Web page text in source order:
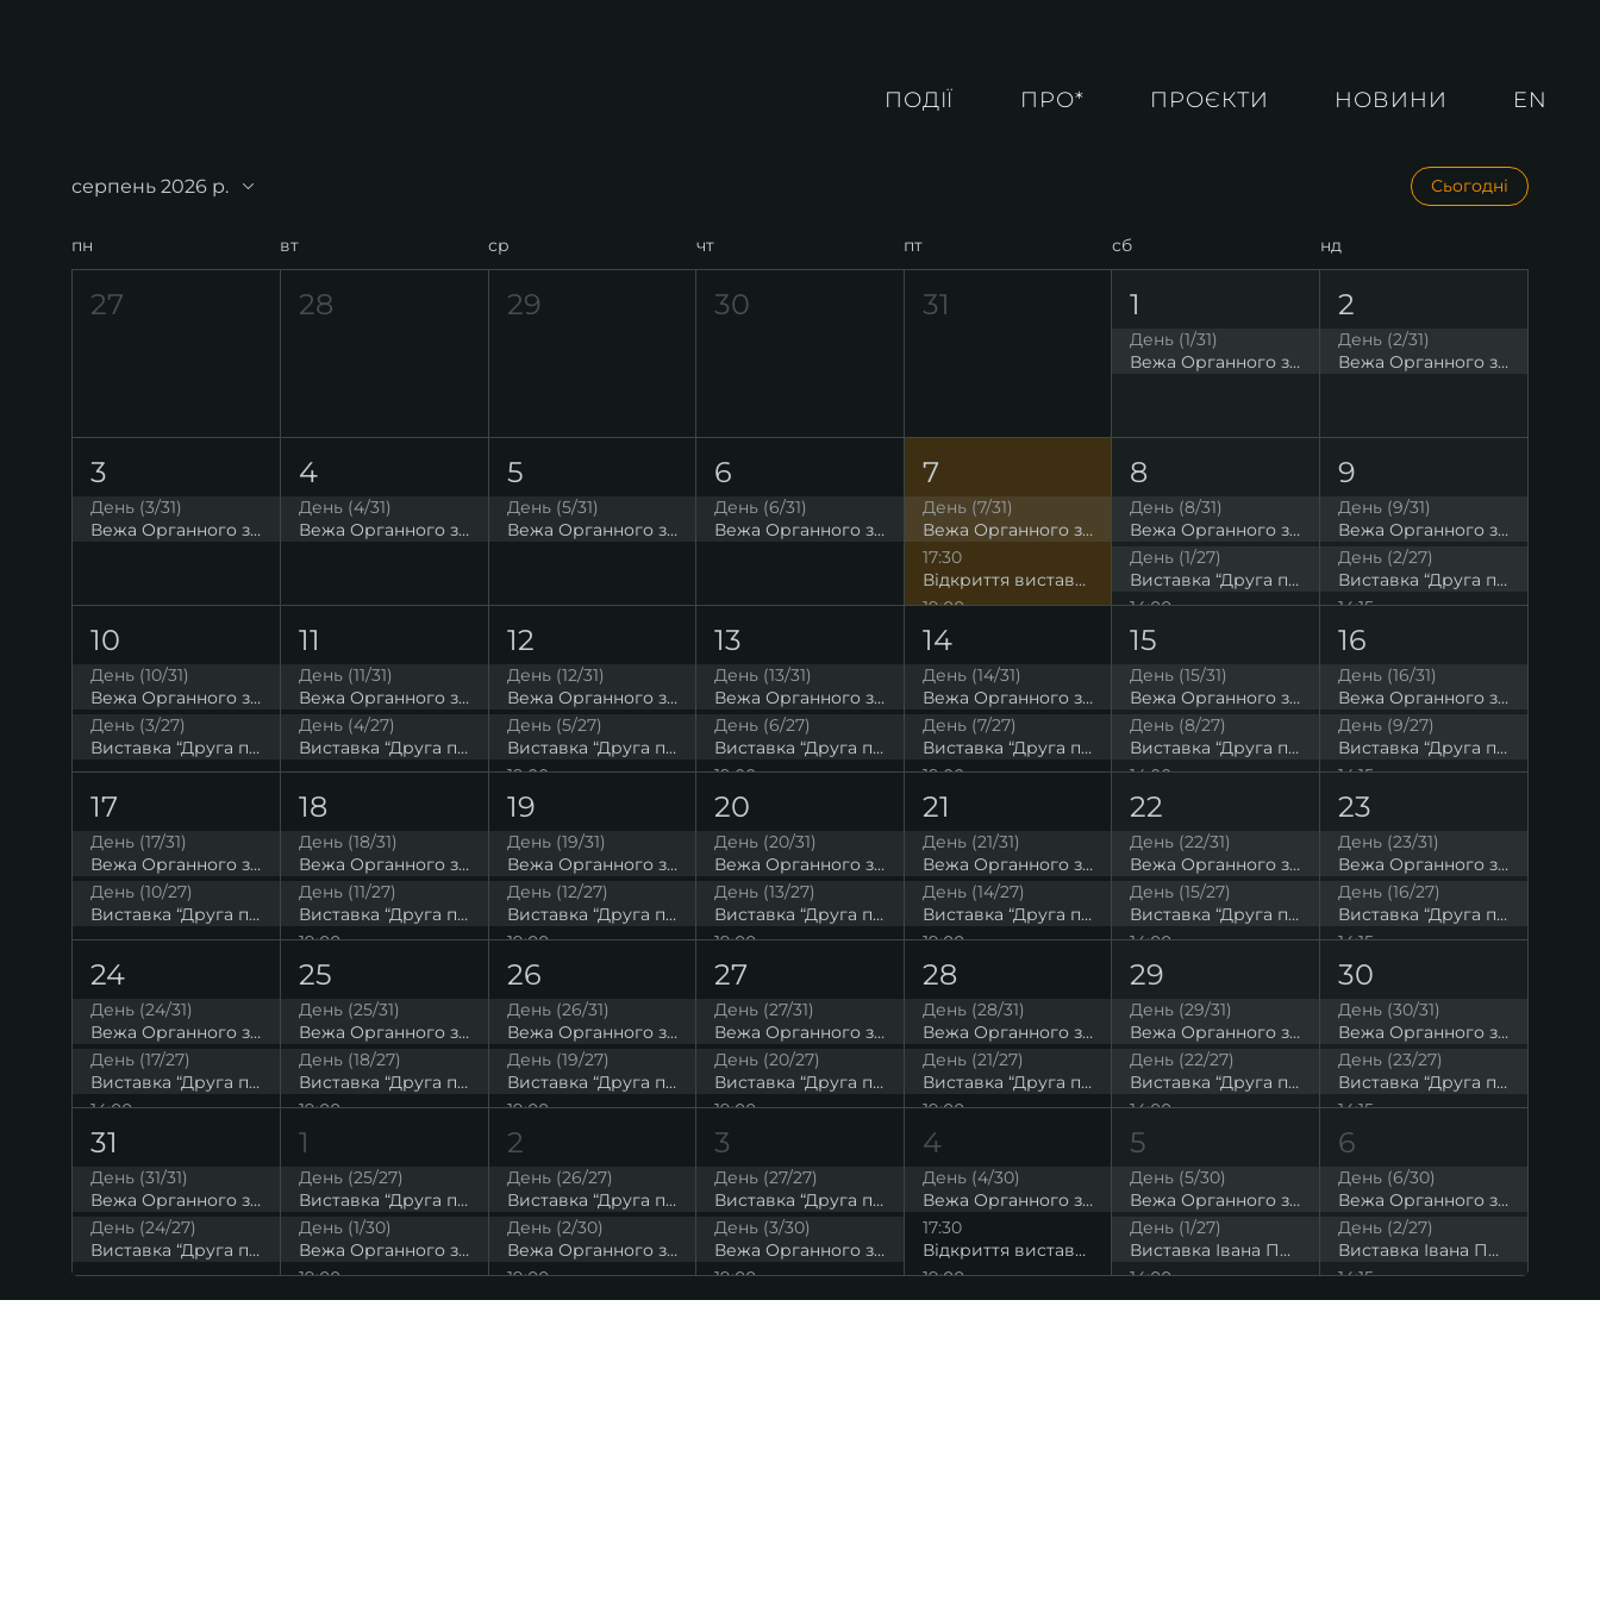
ПОДІЇ ПРО* ПРОЄКТИ НОВИНИ EN
серпень 2026 р. Сьогодні
пн вт ср чт пт сб нд
27 28 29 30 31 1
День (1/31)
Вежа Органного залу. Висока точка на мапі Львова
2
День (2/31)
Вежа Органного залу. Висока точка на мапі Львова
3
День (3/31)
Вежа Органного залу. Висока точка на мапі Львова
4
День (4/31)
Вежа Органного залу. Висока точка на мапі Львова
5
День (5/31)
Вежа Органного залу. Висока точка на мапі Львова
6
День (6/31)
Вежа Органного залу. Висока точка на мапі Львова
7
День (7/31)
Вежа Органного залу. Висока точка на мапі Львова
17:30
Відкриття виставки “Друга подоба” Юлії Євтух
19:00
8
День (8/31)
Вежа Органного залу. Висока точка на мапі Львова
День (1/27)
Виставка “Друга подоба” Юлії Євтух
14:00
19:00
21:00
9
День (9/31)
Вежа Органного залу. Висока точка на мапі Львова
День (2/27)
Виставка “Друга подоба” Юлії Євтух
14:15
19:00
10
День (10/31)
Вежа Органного залу. Висока точка на мапі Львова
День (3/27)
Виставка “Друга подоба” Юлії Євтух
11
День (11/31)
Вежа Органного залу. Висока точка на мапі Львова
День (4/27)
Виставка “Друга подоба” Юлії Євтух
12
День (12/31)
Вежа Органного залу. Висока точка на мапі Львова
День (5/27)
Виставка “Друга подоба” Юлії Євтух
19:00
13
День (13/31)
Вежа Органного залу. Висока точка на мапі Львова
День (6/27)
Виставка “Друга подоба” Юлії Євтух
19:00
Блискуча класика
14
День (14/31)
Вежа Органного залу. Висока точка на мапі Львова
День (7/27)
Виставка “Друга подоба” Юлії Євтух
19:00
15
День (15/31)
Вежа Органного залу. Висока точка на мапі Львова
День (8/27)
Виставка “Друга подоба” Юлії Євтух
14:00
16
День (16/31)
Вежа Органного залу. Висока точка на мапі Львова
День (9/27)
Виставка “Друга подоба” Юлії Євтух
14:15
17
День (17/31)
Вежа Органного залу. Висока точка на мапі Львова
День (10/27)
Виставка “Друга подоба” Юлії Євтух
18
День (18/31)
Вежа Органного залу. Висока точка на мапі Львова
День (11/27)
Виставка “Друга подоба” Юлії Євтух
19:00
19
День (19/31)
Вежа Органного залу. Висока точка на мапі Львова
День (12/27)
Виставка “Друга подоба” Юлії Євтух
19:00
20
День (20/31)
Вежа Органного залу. Висока точка на мапі Львова
День (13/27)
Виставка “Друга подоба” Юлії Євтух
19:00
21
День (21/31)
Вежа Органного залу. Висока точка на мапі Львова
День (14/27)
Виставка “Друга подоба” Юлії Євтух
19:00
22
День (22/31)
Вежа Органного залу. Висока точка на мапі Львова
День (15/27)
Виставка “Друга подоба” Юлії Євтух
14:00
21:00
23
День (23/31)
Вежа Органного залу. Висока точка на мапі Львова
День (16/27)
Виставка “Друга подоба” Юлії Євтух
14:15
24
День (24/31)
Вежа Органного залу. Висока точка на мапі Львова
День (17/27)
Виставка “Друга подоба” Юлії Євтух
14:00
25
День (25/31)
Вежа Органного залу. Висока точка на мапі Львова
День (18/27)
Виставка “Друга подоба” Юлії Євтух
19:00
26
День (26/31)
Вежа Органного залу. Висока точка на мапі Львова
День (19/27)
Виставка “Друга подоба” Юлії Євтух
19:00
27
День (27/31)
Вежа Органного залу. Висока точка на мапі Львова
День (20/27)
Виставка “Друга подоба” Юлії Євтух
19:00
28
День (28/31)
Вежа Органного залу. Висока точка на мапі Львова
День (21/27)
Виставка “Друга подоба” Юлії Євтух
19:00
29
День (29/31)
Вежа Органного залу. Висока точка на мапі Львова
День (22/27)
Виставка “Друга подоба” Юлії Євтух
14:00
30
День (30/31)
Вежа Органного залу. Висока точка на мапі Львова
День (23/27)
Виставка “Друга подоба” Юлії Євтух
14:15
31
День (31/31)
Вежа Органного залу. Висока точка на мапі Львова
День (24/27)
Виставка “Друга подоба” Юлії Євтух
1
День (25/27)
Виставка “Друга подоба” Юлії Євтух
День (1/30)
Вежа Органного залу. Висока точка на мапі Львова
19:00
Відкриття 59-го сезону. Органний концерт
2
День (26/27)
Виставка “Друга подоба” Юлії Євтух
День (2/30)
Вежа Органного залу. Висока точка на мапі Львова
19:00
Шедеври органної музики
3
День (27/27)
Виставка “Друга подоба” Юлії Євтух
День (3/30)
Вежа Органного залу. Висока точка на мапі Львова
19:00
Органна музика Баха
4
День (4/30)
Вежа Органного залу. Висока точка на мапі Львова
17:30
Відкриття виставки Івана Поповича “The Ultimate Sacrifice”
19:00
Музика світла й натхнення: Оркестр та орган
5
День (5/30)
Вежа Органного залу. Висока точка на мапі Львова
День (1/27)
Виставка Івана Поповича “The Ultimate Sacrifice”
14:00
Ланч-концерт. Орган та віолончель
6
День (6/30)
Вежа Органного залу. Висока точка на мапі Львова
День (2/27)
Виставка Івана Поповича “The Ultimate Sacrifice”
14:15
“Пори року” Вівальді